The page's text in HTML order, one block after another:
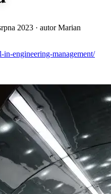
2023 · autor Marian
engineering-management/